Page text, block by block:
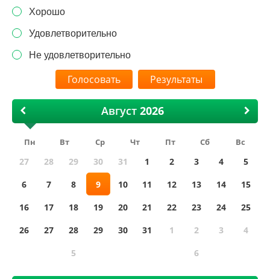
Хорошо
Удовлетворительно
Не удовлетворительно
Результаты
Август
Пн Вт Ср Чт Пт Сб Вс
27 28 29 30 31 1 2 3 4
5
6
7 8 9 10 11 12 13 14
15
16
17 18 19 20 21 22 23 24
25
26
27 28 29 30 31 1 2 3
4
5
6